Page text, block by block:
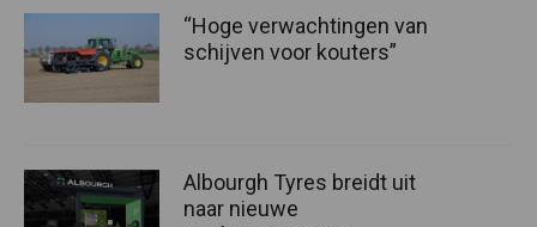
“Hoge verwachtingen van
schijven voor kouters”
Albourgh Tyres breidt uit
naar nieuwe